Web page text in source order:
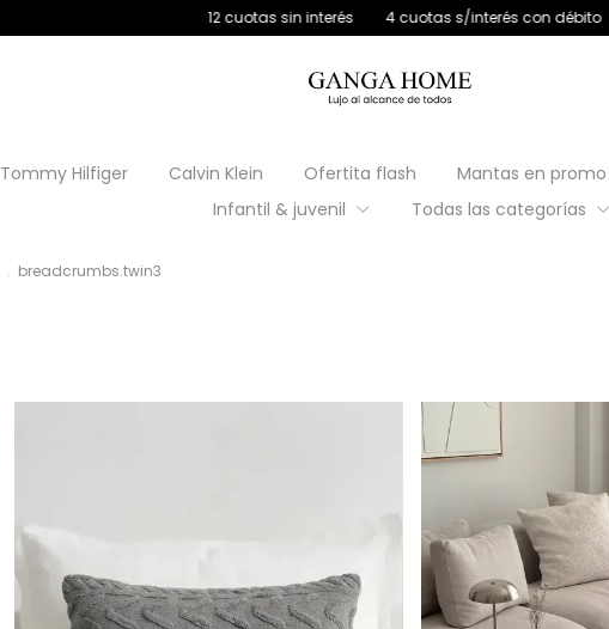
4 cuotas s/interés con débito 30% off transferencia 12 cuotas sin
Tommy Hilfiger Calvin Klein Ofertita flash Mantas en promo
Infantil & juvenil
Todas las categorías
. breadcrumbs.twin3